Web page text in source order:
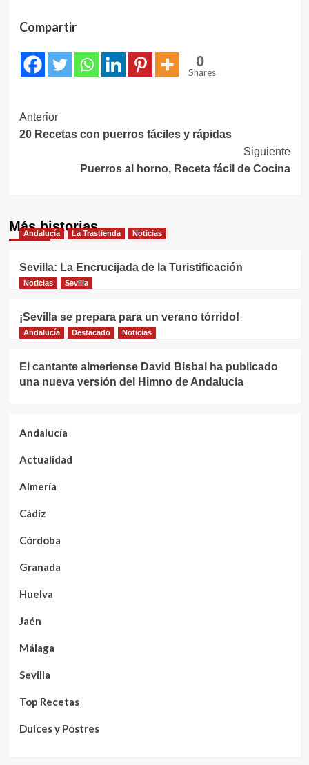
Compartir
0
Shares
Navegación
de
entradas
Anterior
20 Recetas con puerros fáciles y rápidas
Siguiente
Puerros al horno, Receta fácil de Cocina
Más historias
Andalucía La Trastienda Noticias
Sevilla: La Encrucijada de la Turistificación
Noticias Sevilla
¡Sevilla se prepara para un verano tórrido!
Andalucía Destacado Noticias
El cantante almeriense David Bisbal ha publicado
una nueva versión del Himno de Andalucía
Andalucía
Actualidad
Almería
Cádiz
Córdoba
Granada
Huelva
Jaén
Málaga
Sevilla
Top Recetas
Dulces y Postres